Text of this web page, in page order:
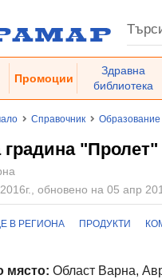
Промоции
Здравна
библиотека
Справочник Образование
градина "Пролет"
обновено на 05 апр
В РЕГИОНА ПРОДУКТИ
място: Област Варна,